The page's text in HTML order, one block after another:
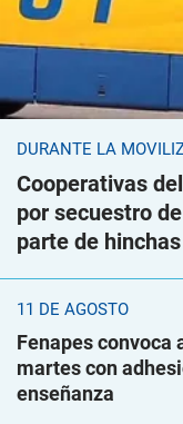
DURANTE LA
Cooperativas
por secuestro
parte de
11 DE AGOSTO
Fenapes convoca
martes con
enseñanza